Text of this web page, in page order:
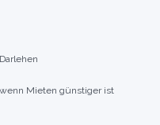
Mieten günstiger ist